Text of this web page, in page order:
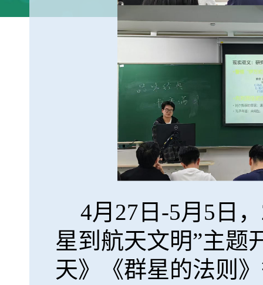
4月27日-5月5日
星到航天文明”主题
天》《群星的法则